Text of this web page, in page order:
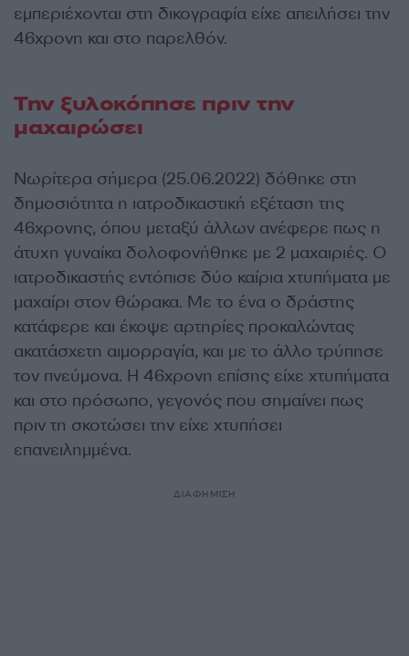
εμπεριέχονται στη δικογραφία είχε απειλήσει την
46χρονη και στο παρελθόν.
Την ξυλοκόπησε πριν την
μαχαιρώσει
Νωρίτερα σήμερα (25.06.2022) δόθηκε στη
δημοσιότητα η ιατροδικαστική εξέταση της
46χρονης, όπου μεταξύ άλλων ανέφερε πως η
άτυχη γυναίκα δολοφονήθηκε με 2 μαχαιριές. Ο
ιατροδικαστής εντόπισε δύο καίρια χτυπήματα με
μαχαίρι στον θώρακα. Με το ένα ο δράστης
κατάφερε και έκοψε αρτηρίες προκαλώντας
ακατάσχετη αιμορραγία, και με το άλλο τρύπησε
τον πνεύμονα. Η 46χρονη επίσης είχε χτυπήματα
και στο πρόσωπο, γεγονός που σημαίνει πως
πριν τη σκοτώσει την είχε χτυπήσει
επανειλημμένα.
ΔΙΑΦΗΜΙΣΗ